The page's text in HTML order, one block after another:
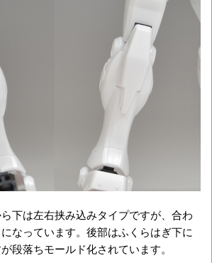
下は左右挟み込みタイプですが、合わ
なっています。後部はふくらはぎ下に
段落ちモールド化されています。